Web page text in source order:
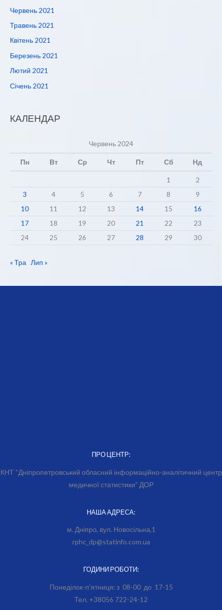
Червень 2021
Травень 2021
Квітень 2021
Березень 2021
Лютий 2021
Січень 2021
КАЛЕНДАР
Червень 2024
Пн Вт Ср Чт Пт Сб Нд
1
2
3
4 5 6 7 8
9
10
11 12 13 14 15
16
17
18 19 20 21 22
23
24
25 26 27 28 29 30
« Тра Лип »
ПРО ЦЕНТР:
КНТ “Дніпропетровський обласний інформаційно-аналітичний центр
медичної статистики” ДОР
НАША АДРЕСА:
м. Дніпро, вул. Новосільна,1
rphc_dp@statinfo.com.ua
ГОДИНИ РОБОТИ:
Понеділок-п’ятниця: з 08-00 до 17-15
Тел. +38056 722-24-12